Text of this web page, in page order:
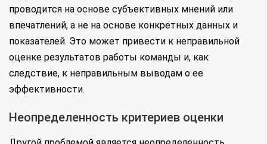
проводится на основе субъективных мнений или
впечатлений, а не на основе конкретных данных и
показателей. Это может привести к неправильной
оценке результатов работы команды и, как
следствие, к неправильным выводам о ее
эффективности.
Неопределенность критериев оценки